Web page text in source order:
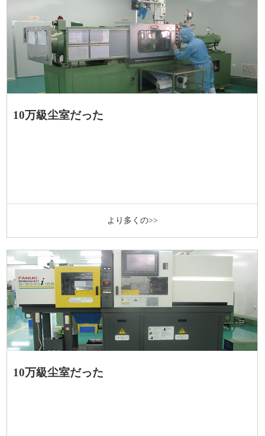
10万級尘室だった
より多くの>>
10万級尘室だった